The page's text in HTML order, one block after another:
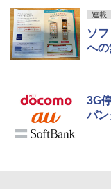
連載
ソ
へ
3G
バン